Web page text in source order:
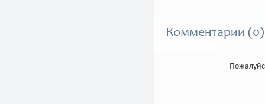
Комментарии (0)